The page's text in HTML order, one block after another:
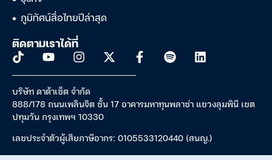
ภูมิทัศน์สื่อไทยปีล่าสุด
ติดตามเราได้ที่
บริษัท ดาต้าเซ็ต จำกัด
888/178 ถนนเพลินจิต ชั้น 17 อาคารมหาทุนพลาซ่า แขวงลุมพินี เขต
ปทุมวัน กรุงเทพฯ 10330
เลขประจำตัวผู้เสียภาษีอากร: 0105533120440 (สนญ.)